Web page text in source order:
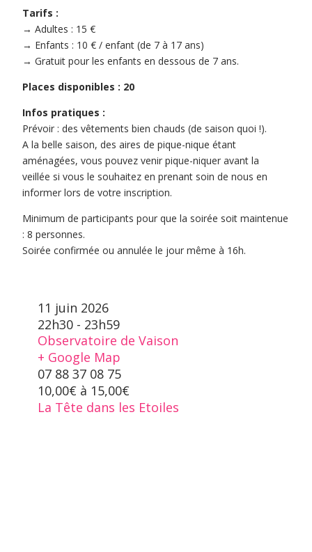
Tarifs :
→ Adultes : 15 €
→ Enfants : 10 € / enfant (de 7 à 17 ans)
→ Gratuit pour les enfants en dessous de 7 ans.
Places disponibles : 20
Infos pratiques :
Prévoir : des vêtements bien chauds (de saison quoi !).
A la belle saison, des aires de pique-nique étant
aménagées, vous pouvez venir pique-niquer avant la
veillée si vous le souhaitez en prenant soin de nous en
informer lors de votre inscription.
Minimum de participants pour que la soirée soit maintenue
: 8 personnes.
Soirée confirmée ou annulée le jour même à 16h.
11 juin 2026
22h30 - 23h59
Observatoire de Vaison
+ Google Map
07 88 37 08 75
10,00€ à 15,00€
La Tête dans les Etoiles